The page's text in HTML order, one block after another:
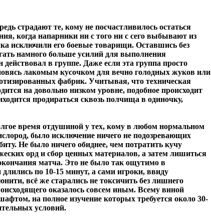
страдают те, кому не посчастливилось остаться
когда напарники ни с того ни с сего выбывают из
исключили его боевые товарищи. Оставшись без
намного больше усилий для выполнения
в группе. Даже если эта группа просто
лакомым кусочком для вечно голодных жуков или
фабрик. Учитывая, что техническая
на довольно низком уровне, подобное происходит
продираться сквозь полчища в одиночку,
время отдушиной у тех, кому в любом нормальном
было исключение ничего не подозревающих
Не было ничего обиднее, чем потратить кучу
орд и сбор ценных материалов, а затем лишиться
окончания матча. Это не было так ощутимо в
по 10-15 минут, а сами игроки, ввиду
всё же старались не токсичить без лишнего
оказалось совсем иным. Всему виной
на полное изучение которых требуется около 30-
условий.